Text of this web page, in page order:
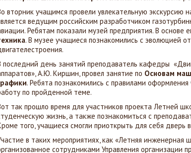
вторник учащимся провели увлекательную экскурсию
ведущим российским разработчиком
Ребятам показали музей предприятия. В основе
. В музее учащиеся познакомились с эволюцией
последний день занятий преподаватель кафедры
А.Ю. Киршин, провел занятие по Основам
. Ребята познакомились с правилами
по пройденной теме.
так прошло время для участников проекта Летней
жизнь, а также познакомиться с
того, учащиеся смогли приоткрыть для себя дверь
в таких мероприятиях, как «Летняя инженерная
сотрудниками Управления